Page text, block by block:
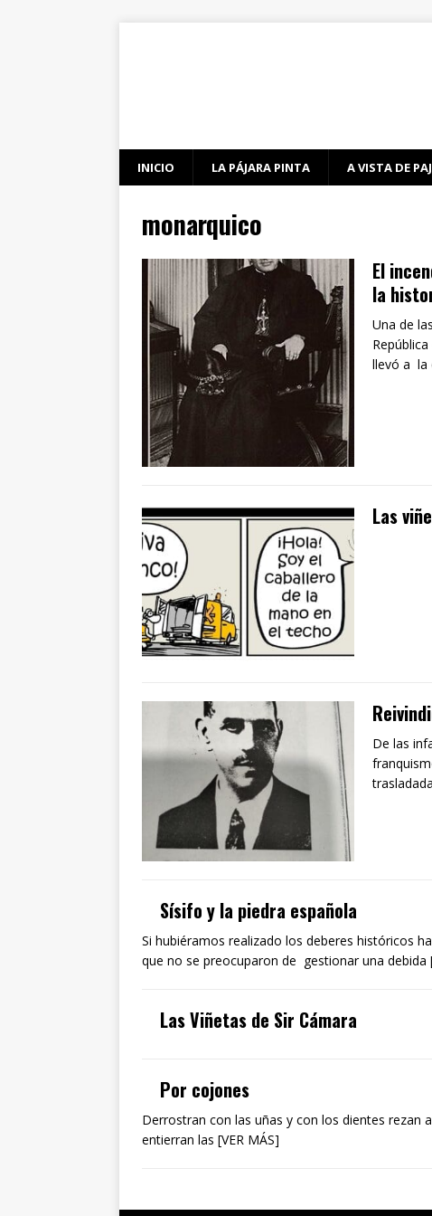
INICIO LA PÁJARA PINTA A VISTA DE
monarquico
El
la
Una de
llevó a la
Las
De las
Sísifo y la piedra española
Si hubiéramos realizado los deberes históricos
que no se preocuparon de gestionar una debida
Las Viñetas de Sir Cámara
Por cojones
Derrostran con las uñas y con los dientes rezan
entierran las [VER MÁS]